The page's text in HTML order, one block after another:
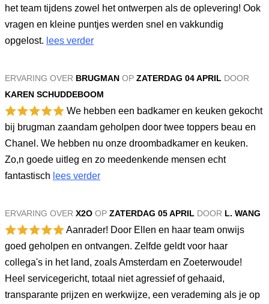
het team tijdens zowel het ontwerpen als de oplevering! Ook
vragen en kleine puntjes werden snel en vakkundig
opgelost. lees verder
ERVARING OVER BRUGMAN OP ZATERDAG 04 APRIL DOOR
KAREN SCHUDDEBOOM
We hebben een badkamer en keuken gekocht
bij brugman zaandam geholpen door twee toppers beau en
Chanel. We hebben nu onze droombadkamer en keuken.
Zo,n goede uitleg en zo meedenkende mensen echt
fantastisch lees verder
ERVARING OVER X2O OP ZATERDAG 05 APRIL DOOR L. WANG
Aanrader! Door Ellen en haar team onwijs
goed geholpen en ontvangen. Zelfde geldt voor haar
collega's in het land, zoals Amsterdam en Zoeterwoude!
Heel servicegericht, totaal niet agressief of gehaaid,
transparante prijzen en werkwijze, een verademing als je op